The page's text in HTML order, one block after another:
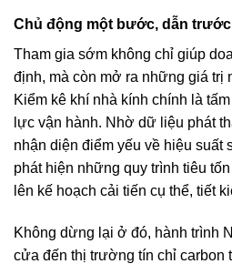
Chủ động một bước, dẫn
Tham gia sớm không chỉ giúp
định, mà còn mở ra những giá trị
Kiểm kê khí nhà kính chính là
lực vận hành. Nhờ dữ liệu phát
nhận diện điểm yếu về hiệu suất
phát hiện những quy trình tiêu
lên kế hoạch cải tiến cụ thể, tiết
Không dừng lại ở đó, hành trình
cửa đến thị trường tín chỉ carbon